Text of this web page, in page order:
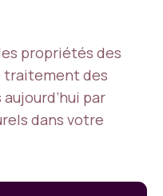
propriétés des
traitement des
par
dans votre